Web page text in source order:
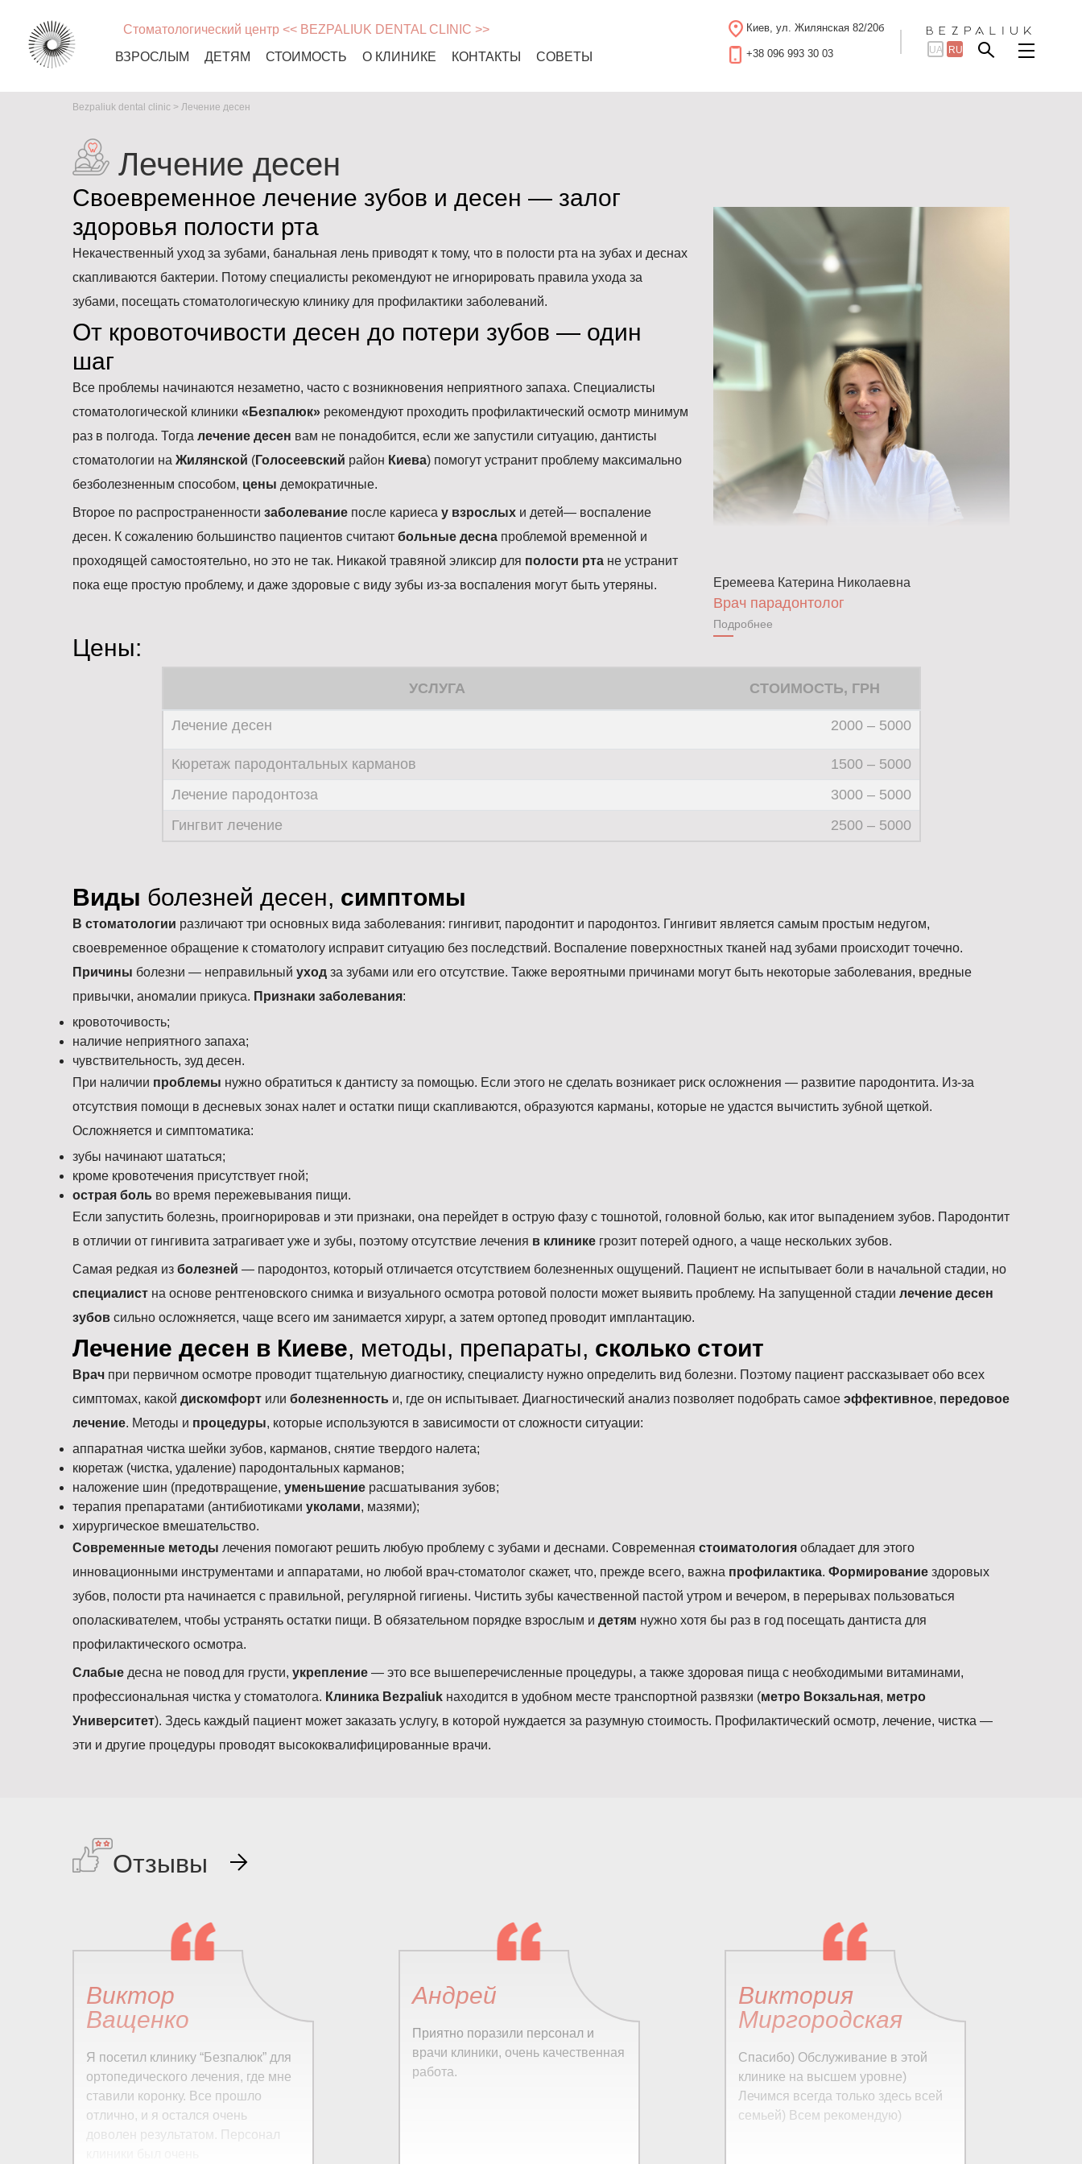
Стоматологический центр << BEZPALIUK DENTAL CLINIC >>
ВЗРОСЛЫМ
ДЕТЯМ СТОИМОСТЬ О КЛИНИКЕ КОНТАКТЫ СОВЕТЫ
Киев, ул. Жилянская 82/20б
+38 096 993 30 03 UA RU
Bezpaliuk dental clinic> Лечение десен
Лечение десен
Своевременное лечение зубов и десен — залог
здоровья полости рта
Некачественный уход за зубами, банальная лень приводят к тому, что в полости рта на зубах и деснах
скапливаются бактерии. Потому специалисты рекомендуют не игнорировать правила ухода за
зубами, посещать стоматологическую клинику для профилактики заболеваний.
От кровоточивости десен до потери зубов — один
шаг
Все проблемы начинаются незаметно, часто с возникновения неприятного запаха. Специалисты
стоматологической клиники «Безпалюк»рекомендуют проходить профилактический осмотр минимум
раз в полгода. Тогда лечение десен вам не понадобится, если же запустили ситуацию, дантисты
стоматологии на Жилянской (Голосеевский район Киева) помогут устранит проблему максимально
безболезненным способом, цены демократичные.
Второе по распространенности заболеваниепосле кариеса у взрослыхи детей— воспаление
десен. К сожалению большинство пациентов считают больные деснапроблемой временной и
проходящей самостоятельно, но это не так. Никакой травяной эликсир для полости ртане устранит
пока еще простую проблему, и даже здоровые с виду зубы из-за воспаления могут быть утеряны.
Еремеева Катерина Николаевна
Врач парадонтолог
Подробнее
Цены:
УСЛУГА СТОИМОСТЬ, ГРН
Лечение десен 2000 – 5000
Кюретаж пародонтальных карманов
1500 – 5000
Лечение пародонтоза
3000 – 5000
Гингвит лечение
2500 – 5000
Виды болезней десен, симптомы
В стоматологии различают три основных вида заболевания: гингивит, пародонтит и пародонтоз. Гингивит является самым простым недугом,
своевременное обращение к стоматологу исправит ситуацию без последствий. Воспаление поверхностных тканей над зубами происходит точечно.
Причины болезни — неправильный уход за зубами или его отсутствие. Также вероятными причинами могут быть некоторые заболевания, вредные
привычки, аномалии прикуса. Признаки заболевания:
кровоточивость;
наличие неприятного запаха;
чувствительность, зуд десен.
При наличии проблемы нужно обратиться к дантисту за помощью. Если этого не сделать возникает риск осложнения — развитие пародонтита. Из-за
отсутствия помощи в десневых зонах налет и остатки пищи скапливаются, образуются карманы, которые не удастся вычистить зубной щеткой.
Осложняется и симптоматика:
зубы начинают шататься;
кроме кровотечения присутствует гной;
острая боль во время пережевывания пищи.
Если запустить болезнь, проигнорировав и эти признаки, она перейдет в острую фазу с тошнотой, головной болью, как итог выпадением зубов. Пародонтит
в отличии от гингивита затрагивает уже и зубы, поэтому отсутствие лечения в клиникегрозит потерей одного, а чаще нескольких зубов.
Самая редкая из болезней — пародонтоз, который отличается отсутствием болезненных ощущений. Пациент не испытывает боли в начальной стадии, но
специалист на основе рентгеновского снимка и визуального осмотра ротовой полости может выявить проблему. На запущенной стадии лечение десен
зубовсильно осложняется, чаще всего им занимается хирург, а затем ортопед проводит имплантацию.
Лечение десен в Киеве, методы, препараты, сколько стоит
Врач при первичном осмотре проводит тщательную диагностику, специалисту нужно определить вид болезни. Поэтому пациент рассказывает обо всех
симптомах, какой дискомфортили болезненность и, где он испытывает. Диагностический анализ позволяет подобрать самое эффективное, передовое
лечение. Методы и процедуры, которые используются в зависимости от сложности ситуации:
аппаратная чистка шейки зубов, карманов, снятие твердого налета;
кюретаж (чистка, удаление) пародонтальных карманов;
наложение шин (предотвращение, уменьшениерасшатывания зубов;
терапия препаратами (антибиотиками уколами, мазями);
хирургическое вмешательство.
Современные методы лечения помогают решить любую проблему с зубами и деснами. Современная стоиматологияобладает для этого
инновационными инструментами и аппаратами, но любой врач-стоматолог скажет, что, прежде всего, важна профилактика. Формированиездоровых
зубов, полости рта начинается с правильной, регулярной гигиены. Чистить зубы качественной пастой утром и вечером, в перерывах пользоваться
ополаскивателем, чтобы устранять остатки пищи. В обязательном порядке взрослым и детям нужно хотя бы раз в год посещать дантиста для
профилактического осмотра.
Слабыедесна не повод для грусти, укрепление — это все вышеперечисленные процедуры, а также здоровая пища с необходимыми витаминами,
профессиональная чистка у стоматолога. Клиника Bezpaliuk находится в удобном месте транспортной развязки (метро Вокзальная, метро
Университет). Здесь каждый пациент может заказать услугу, в которой нуждается за разумную стоимость. Профилактический осмотр, лечение, чистка —
эти и другие процедуры проводят высококвалифицированные врачи.
Отзывы
Виктор
Ващенко
Я посетил клинику “Безпалюк” для
ортопедического лечения, где мне
ставили коронку. Все прошло
отлично, и я остался очень
доволен результатом. Персонал
Андрей
Приятно поразили персонал и
врачи клиники, очень качественная
работа.
Виктория
Миргородская
Спасибо) Обслуживание в этой
клинике на высшем уровне)
Лечимся всегда только здесь всей
семьей) Всем рекомендую)